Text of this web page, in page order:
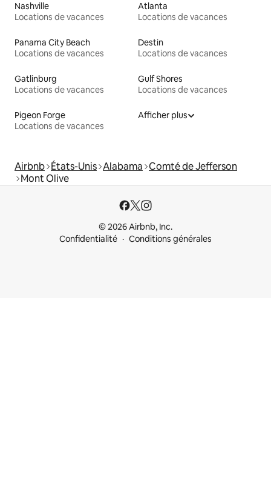
Nashville
Locations de vacances
Atlanta
Locations de vacances
Panama City Beach
Locations de vacances
Destin
Locations de vacances
Gatlinburg
Locations de vacances
Gulf Shores
Locations de vacances
Pigeon Forge
Locations de vacances
Afficher plus
Airbnb États-Unis Alabama Comté de Jefferson
Mont Olive
© 2026 Airbnb, Inc.
Confidentialité
Conditions générales